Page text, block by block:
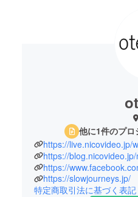
他に1件のプ
https://live.nicovideo.jp/
https://
https://
https://slowjourneys.jp/
特定商取引法に基づく表記